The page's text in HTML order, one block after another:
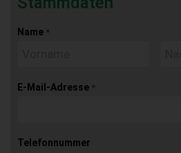
Name *
E-Mail-Adresse *
Telefonnummer